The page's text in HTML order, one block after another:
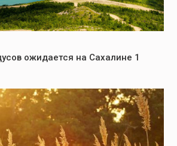
ожидается на Сахалине 1